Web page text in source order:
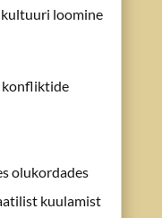
loomine
konfliktide
olukordades
kuulamist